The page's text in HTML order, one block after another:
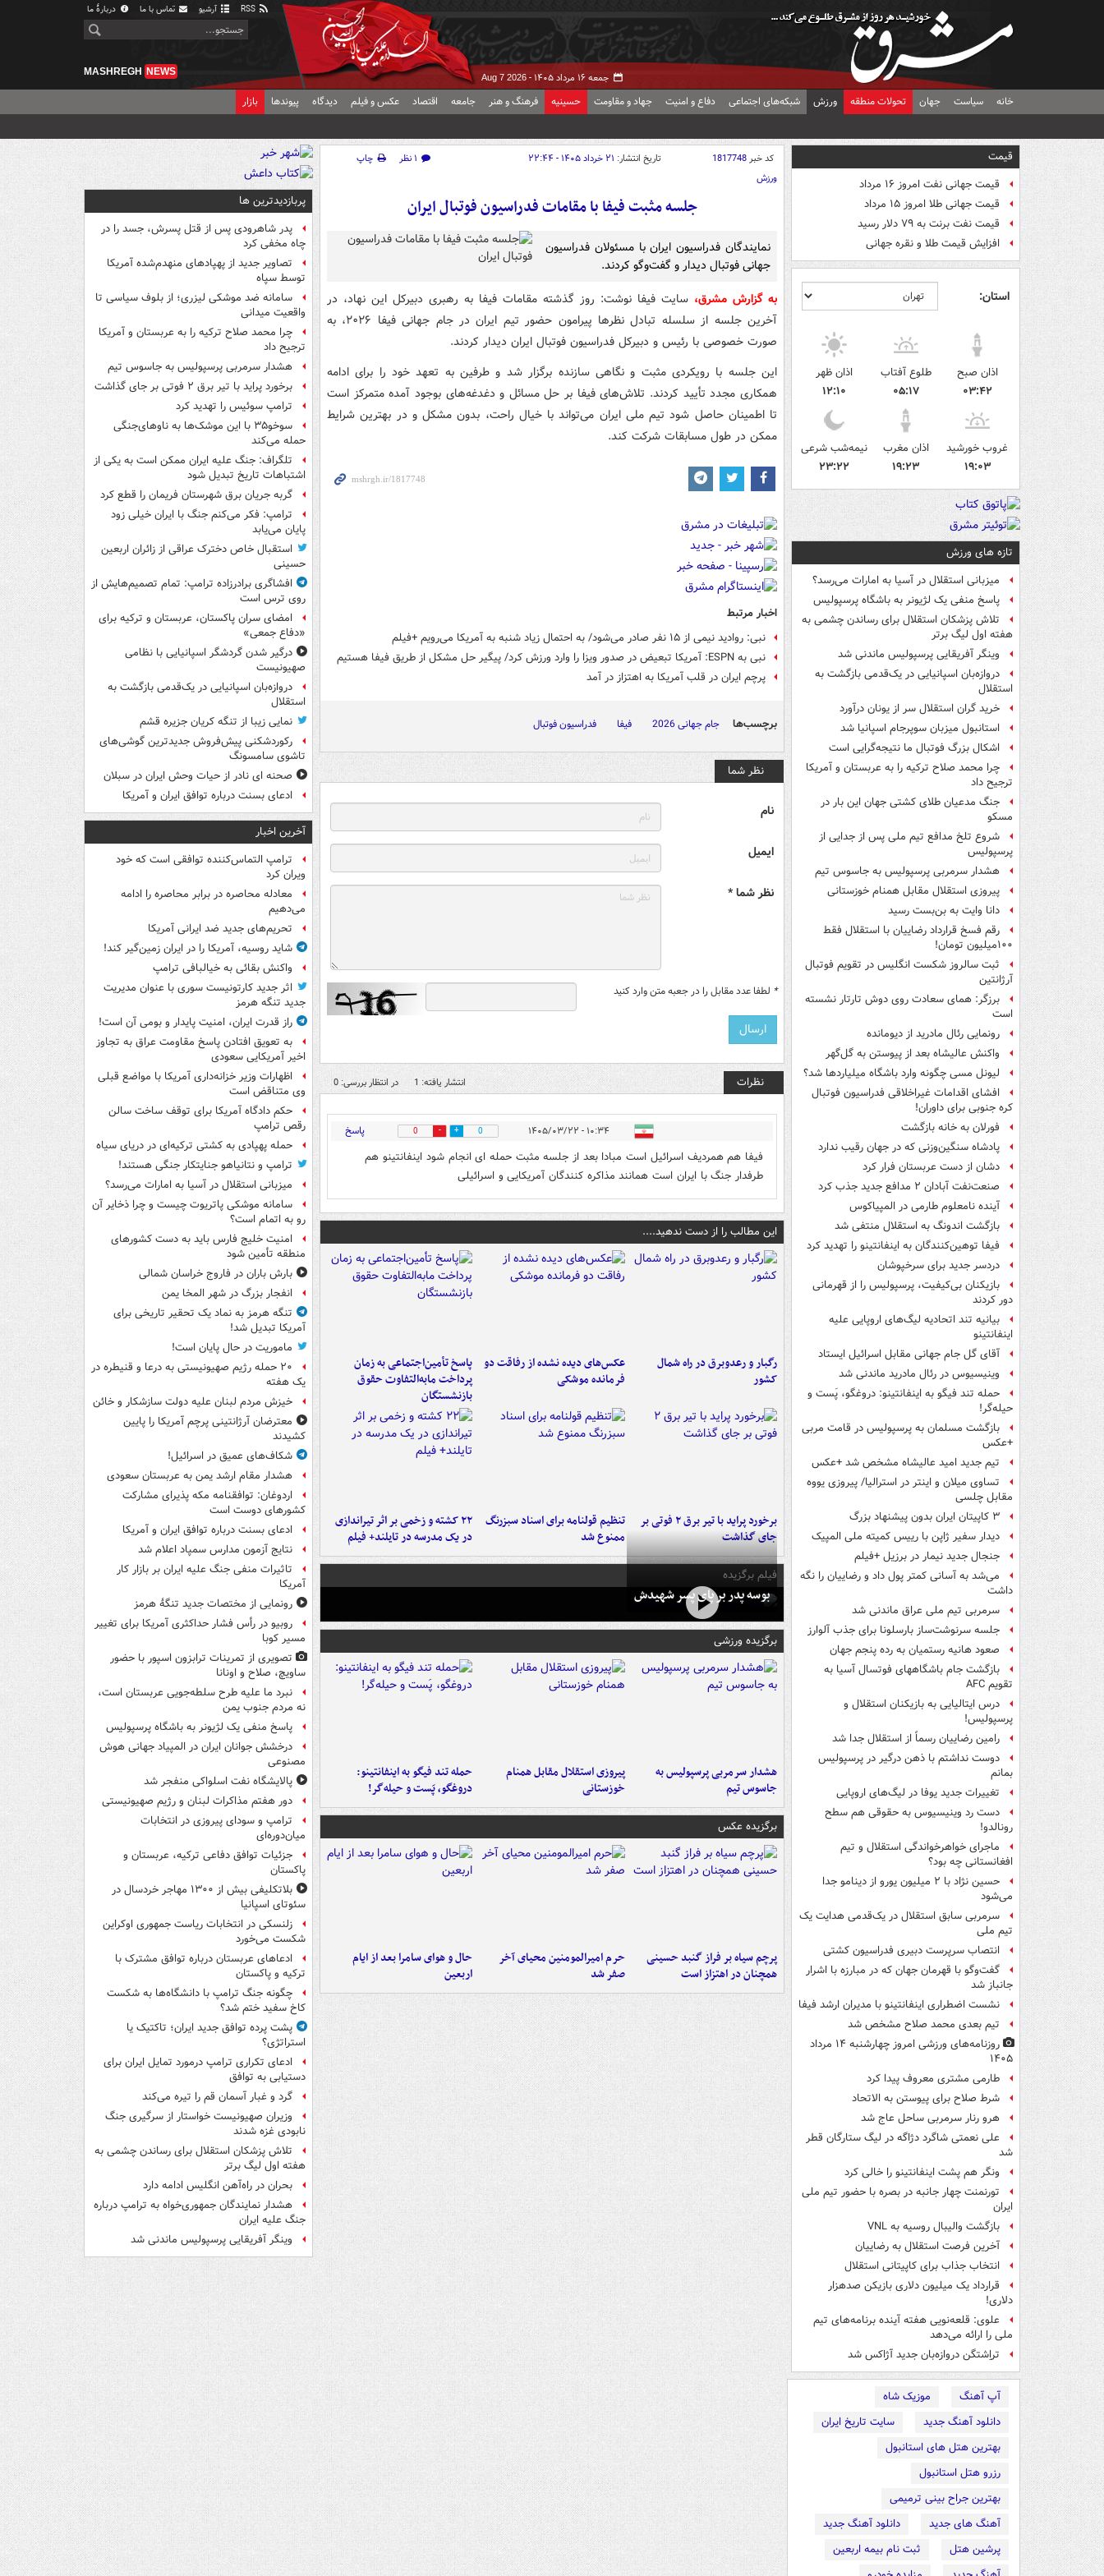
آرشیو تماس با ما دربارهٔ ما
جمعه ۱۶ مرداد ۱۴۰۵ - Aug 7 2026
MASHREGH NEWS
خانه سیاست جهان تحولات منطقه ورزش شبکه‌های اجتماعی دفاع و امنیت جهاد و مقاومت حسینیه فرهنگ و هنر جامعه اقتصاد عکس و فیلم دیدگاه پیوندها بازار
قیمت
قیمت جهانی نفت امروز ۱۶ مرداد
قیمت جهانی طلا امروز ۱۵ مرداد
قیمت نفت برنت به ۷۹ دلار رسید
افزایش قیمت طلا و نقره جهانی
استان:
اذان صبح
۰۳:۴۲
طلوع آفتاب
۰۵:۱۷
اذان ظهر
۱۲:۱۰
غروب خورشید
۱۹:۰۳
اذان مغرب
۱۹:۲۳
نیمه‌شب شرعی
۲۳:۲۲
تازه های ورزش
میزبانی استقلال در آسیا به امارات می‌رسد؟
پاسخ منفی یک لژیونر به باشگاه پرسپولیس
تلاش پزشکان استقلال برای رساندن چشمی به
هفته اول لیگ برتر
وینگر آفریقایی پرسپولیس ماندنی شد
دروازه‌بان اسپانیایی در یک‌قدمی بازگشت به
استقلال
خرید گران استقلال سر از یونان درآورد
استانبول میزبان سوپرجام اسپانیا شد
اشکال بزرگ فوتبال ما نتیجه‌گرایی است
چرا محمد صلاح ترکیه را به عربستان و آمریکا
ترجیح داد
جنگ مدعیان طلای کشتی جهان این بار در
مسکو
شروع تلخ مدافع تیم ملی پس از جدایی از
پرسپولیس
هشدار سرمربی پرسپولیس به جاسوس تیم
پیروزی استقلال مقابل همنام خوزستانی
دانا وایت به بن‌بست رسید
رقم فسخ قرارداد رضاییان با استقلال فقط
۱۰۰میلیون تومان!
ثبت سالروز شکست انگلیس در تقویم فوتبال
آرژانتین
برزگر: همای سعادت روی دوش تارتار نشسته
است
رونمایی رئال مادرید از دیومانده
واکنش عالیشاه بعد از پیوستن به گل‌گهر
لیونل مسی چگونه وارد باشگاه میلیاردها شد؟
افشای اقدامات غیراخلاقی فدراسیون فوتبال
کره جنوبی برای داوران!
فورلان به خانه بازگشت
پادشاه سنگین‌وزنی که در جهان رقیب ندارد
دشان از دست عربستان فرار کرد
صنعت‌نفت آبادان ۲ مدافع جدید جذب کرد
آینده نامعلوم طارمی در المپیاکوس
بازگشت اندونگ به استقلال منتفی شد
فیفا توهین‌کنندگان به اینفانتینو را تهدید کرد
دردسر جدید برای سرخپوشان
بازیکنان بی‌کیفیت، پرسپولیس را از قهرمانی
دور کردند
بیانیه تند اتحادیه لیگ‌های اروپایی علیه
اینفانتینو
آقای گل جام جهانی مقابل اسرائیل ایستاد
وینیسیوس در رئال مادرید ماندنی شد
حمله تند فیگو به اینفانتینو: دروغگو، پَست‌ و
حیله‌گر!
بازگشت مسلمان به پرسپولیس در قامت مربی
+عکس
تیم جدید امید عالیشاه مشخص شد +عکس
تساوی میلان و اینتر در استرالیا/ پیروزی یووه
مقابل چلسی
۳ کاپیتان ایران بدون پیشنهاد بزرگ
دیدار سفیر ژاپن با رییس کمیته ملی المپیک
جنجال جدید نیمار در برزیل +فیلم
می‌شد به آسانی کمتر پول داد و رضاییان را نگه
داشت
سرمربی تیم ملی عراق ماندنی شد
جلسه سرنوشت‌ساز بارسلونا برای جذب آلوارز
صعود هانیه رستمیان به رده پنجم جهان
بازگشت جام باشگاههای فوتسال آسیا به
تقویم AFC
درس ایتالیایی‌ به بازیکنان استقلال و
پرسپولیس!
رامین رضاییان رسماً از استقلال جدا شد
دوست نداشتم با ذهن درگیر در پرسپولیس
بمانم
تغییرات جدید یوفا در لیگ‌های اروپایی
دست رد وینیسیوس به حقوقی هم سطح
رونالدو!
ماجرای خواهرخواندگی استقلال و تیم
افغانستانی چه بود؟
حسین نژاد با ۲ میلیون یورو از دینامو جدا
می‌شود
سرمربی سابق استقلال در یک‌قدمی هدایت یک
تیم ملی
انتصاب سرپرست دبیری فدراسیون کشتی
گفت‌وگو با قهرمان جهان که در مبارزه با اشرار
جانباز شد
نشست اضطراری اینفانتینو با مدیران ارشد فیفا
تیم بعدی محمد صلاح مشخص شد
روزنامه‌های ورزشی امروز چهارشنبه ۱۴ مرداد
۱۴۰۵
طارمی مشتری معروف پیدا کرد
شرط صلاح برای پیوستن به الاتحاد
هرو رنار سرمربی ساحل عاج شد
علی نعمتی شاگرد دژاگه در لیگ ستارگان قطر
شد
ونگر هم پشت اینفانتینو را خالی کرد
تورنمنت چهار جانبه در بصره با حضور تیم ملی
ایران
بازگشت والیبال روسیه به VNL
آخرین فرصت استقلال به رضاییان
انتخاب جذاب برای کاپیتانی استقلال
قرارداد یک میلیون دلاری بازیکن صدهزار
دلاری!
علوی: قلعه‌نویی هفته آینده برنامه‌های تیم
ملی را ارائه می‌دهد
تراِشتگن دروازه‌بان جدید آژاکس شد
آپ آهنگ
موزیک شاه
دانلود آهنگ جدید
سایت تاریخ ایران
بهترین هتل های استانبول
رزرو هتل استانبول
بهترین جراح بینی ترمیمی
آهنگ های جدید
دانلود آهنگ جدید
پرشین هتل
ثبت نام بیمه اربعین
کد خبر1817748 تاریخ انتشار: ۲۱ خرداد ۱۴۰۵ - ۲۲:۴۴ ۱ نظر
چاپ
ورزش
جلسه مثبت فیفا با مقامات فدراسیون فوتبال ایران
نمایندگان فدراسیون ایران با مسئولان فدراسیون
جهانی فوتبال دیدار و گفت‌وگو کردند.
به گزارش مشرق، سایت فیفا نوشت: روز گذشته مقامات فیفا به رهبری دبیرکل این نهاد، در
آخرین جلسه از سلسله تبادل نظرها پیرامون حضور تیم ایران در جام جهانی فیفا ۲۰۲۶، به
صورت خصوصی با رئیس و دبیرکل فدراسیون فوتبال ایران دیدار کردند.
این جلسه با رویکردی مثبت و نگاهی سازنده برگزار شد و طرفین به تعهد خود را برای ادامه
همکاری مجدد تأیید کردند. تلاش‌های فیفا بر حل مسائل و دغدغه‌های بوجود آمده متمرکز است
تا اطمینان حاصل شود تیم ملی ایران می‌تواند با خیال راحت، بدون مشکل و در بهترین شرایط
ممکن در طول مسابقات شرکت کند.
اخبار مرتبط
نبی: روادید نیمی از ۱۵ نفر صادر می‌شود/ به احتمال زیاد شنبه به آمریکا می‌رویم +فیلم
نبی به ESPN: آمریکا تبعیض‌ در صدور ویزا را وارد ورزش کرد/ پیگیر حل مشکل از طریق فیفا هستیم
پرچم ایران در قلب آمریکا به اهتزاز در آمد
برچسب‌ها جام جهانی 2026 فیفا فدراسیون فوتبال
نظر شما
نام
ایمیل
نظر شما *
* لطفا عدد مقابل را در جعبه متن وارد کنید
نظرات انتشار یافته: 1 در انتظار بررسی: 0
۱۰:۳۴ - ۱۴۰۵/۰۳/۲۲ 0
0 پاسخ
فیفا هم همردیف اسرائیل است مبادا بعد از جلسه مثبت حمله ای انجام شود اینفانتینو هم
طرفدار جنگ با ایران است همانند مذاکره کنندگان آمریکایی و اسرائیلی
این مطالب را از دست ندهید....
رگبار و رعدوبرق در راه شمال
کشور
عکس‌های دیده نشده از رفاقت دو
فرمانده‌ موشکی
پاسخ تأمین‌اجتماعی به زمان
پرداخت مابه‌التفاوت حقوق
بازنشستگان
برخورد پراید با تیر برق ۲ فوتی بر
جای گذاشت
تنظیم قولنامه برای اسناد سبزرنگ
ممنوع شد
۲۲ کشته و زخمی بر اثر تیراندازی
در یک مدرسه در تایلند+ فیلم
فیلم برگزیده
بوسه‌ پدر بر پای پسر شهیدش
برگزیده ورزشی
هشدار سرمربی پرسپولیس به
جاسوس تیم
پیروزی استقلال مقابل همنام
خوزستانی
حمله تند فیگو به اینفانتینو:
دروغگو، پَست‌ و حیله‌گر!
برگزیده عکس
پرچم سیاه بر فراز گنبد حسینی
همچنان در اهتزاز است
حرم امیرالمومنین محیای آخر
صفر شد
حال و هوای سامرا بعد از ایام
اربعین
پربازدیدترین ها
پدر شاهرودی پس از قتل پسرش، جسد را در
چاه مخفی کرد
تصاویر جدید از پهپادهای منهدم‌شده آمریکا
توسط سپاه
سامانه ضد موشکی لیزری؛ از بلوف سیاسی تا
واقعیت میدانی
چرا محمد صلاح ترکیه را به عربستان و آمریکا
ترجیح داد
هشدار سرمربی پرسپولیس به جاسوس تیم
برخورد پراید با تیر برق ۲ فوتی بر جای گذاشت
ترامپ سوئیس را تهدید کرد
سوخو۳۵ با این موشک‌ها به ناوهای‌جنگی
حمله می‌کند
تلگراف: جنگ علیه ایران ممکن است به یکی از
اشتباهات تاریخ تبدیل شود
گربه جریان برق شهرستان فریمان را قطع کرد
ترامپ: فکر می‌کنم جنگ با ایران خیلی زود
پایان می‌یابد
استقبال خاص دخترک عراقی از زائران اربعین
حسینی
افشاگری برادرزاده ترامپ: تمام تصمیم‌هایش از
روی ترس است
امضای سران پاکستان، عربستان و ترکیه برای
«دفاع جمعی»
درگیر شدن گردشگر اسپانیایی با نظامی
صهیونیست
دروازه‌بان اسپانیایی در یک‌قدمی بازگشت به
استقلال
نمایی زیبا از تنگه کریان جزیره قشم
رکوردشکنی پیش‌فروش جدیدترین گوشی‌های
تاشوی سامسونگ
صحنه ای نادر از حیات وحش ایران در سبلان
ادعای بسنت درباره توافق ایران و آمریکا
آخرین اخبار
ترامپ التماس‌کننده توافقی است که خود
ویران کرد
معادله محاصره در برابر محاصره را ادامه
می‌دهیم
تحریم‌های جدید ضد ایرانی آمریکا
شاید روسیه، آمریکا را در ایران زمین‌گیر کند!
واکنش بقائی به خیالبافی ترامپ
اثر جدید کارتونیست سوری با عنوان مدیریت
جدید تنگه هرمز
راز قدرت ایران، امنیت پایدار و بومی آن است!
به تعویق افتادن پاسخ مقاومت عراق به تجاوز
اخیر آمریکایی سعودی
اظهارات وزیر خزانه‌داری آمریکا با مواضع قبلی
وی متناقض است
حکم دادگاه آمریکا برای توقف ساخت سالن
رقص ترامپ
حمله پهپادی به کشتی ترکیه‌ای در دریای سیاه
ترامپ و نتانیاهو جنایتکار جنگی هستند!
میزبانی استقلال در آسیا به امارات می‌رسد؟
سامانه موشکی پاتریوت چیست و چرا ذخایر آن
رو به اتمام است؟
امنیت خلیج فارس باید به دست کشورهای
منطقه تأمین شود
بارش باران در فاروج خراسان شمالی
انفجار بزرگ در شهر المخا یمن
تنگه هرمز به نماد یک تحقیر تاریخی برای
آمریکا تبدیل شد!
ماموریت در حال پایان است!
۲۰ حمله رژیم صهیونیستی به درعا و قنیطره در
یک هفته
خیزش مردم لبنان علیه دولت سازشکار و خائن
معترضان آرژانتینی پرچم آمریکا را پایین
کشیدند
شکاف‌های عمیق در اسرائیل!
هشدار مقام ارشد یمن به عربستان سعودی
اردوغان: توافقنامه مکه پذیرای مشارکت
کشورهای دوست است
ادعای بسنت درباره توافق ایران و آمریکا
نتایج آزمون مدارس سمپاد اعلام شد
تاثیرات منفی جنگ علیه ایران بر بازار کار
آمریکا
رونمایی از مختصات جدید تنگۀ هرمز
روبیو در رأس فشار حداکثری آمریکا برای تغییر
مسیر کوبا
تصویری از تمرینات ترابزون اسپور با حضور
ساویچ، صلاح و اونانا
نبرد ما علیه طرح سلطه‌جویی عربستان است،
نه مردم جنوب یمن
پاسخ منفی یک لژیونر به باشگاه پرسپولیس
درخشش جوانان ایران در المپیاد جهانی هوش
مصنوعی
پالایشگاه نفت اسلواکی منفجر شد
دور هفتم مذاکرات لبنان و رژیم صهیونیستی
ترامپ و سودای پیروزی در انتخابات
میان‌دوره‌ای
جزئیات توافق دفاعی ترکیه، عربستان و
پاکستان
بلاتکلیفی بیش از ۱۳۰۰ مهاجر خردسال در
سئوتای اسپانیا
زلنسکی در انتخابات ریاست جمهوری اوکراین
شکست می‌خورد
ادعاهای عربستان درباره توافق مشترک با
ترکیه و پاکستان
چگونه جنگ ترامپ با دانشگاه‌ها به شکست
کاخ سفید ختم شد؟
پشت پرده توافق جدید ایران؛ تاکتیک یا
استراتژی؟
ادعای تکراری ترامپ درمورد تمایل ایران برای
دستیابی به توافق
گرد و غبار آسمان قم را تیره می‌کند
وزیران صهیونیست خواستار از سرگیری جنگ
نابودی غزه شدند
تلاش پزشکان استقلال برای رساندن چشمی به
هفته اول لیگ برتر
بحران در راه‌آهن انگلیس ادامه دارد
هشدار نمایندگان جمهوری‌خواه به ترامپ درباره
جنگ علیه ایران
وینگر آفریقایی پرسپولیس ماندنی شد